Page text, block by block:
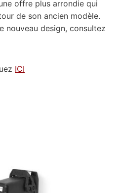
offre plus arrondie qui
de son ancien modèle.
nouveau design, consultez
ICI